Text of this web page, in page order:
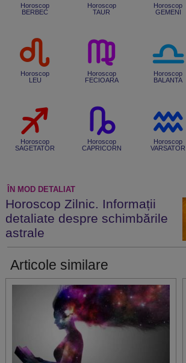
Horoscop
BERBEC
Horoscop
TAUR
Horoscop
GEMENI
Horoscop
LEU
Horoscop
FECIOARA
Horoscop
BALANTA
Horoscop
SAGETATOR
Horoscop
CAPRICORN
Horoscop
VARSATOR
ÎN MOD DETALIAT
Horoscop Zilnic. Informații
detaliate despre schimbările
astrale
Articole similare